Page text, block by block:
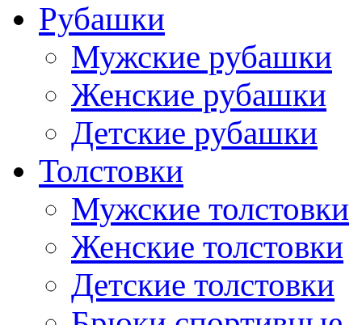
Рубашки
Мужские рубашки
Женские рубашки
Детские рубашки
Толстовки
Мужские толстовки
Женские толстовки
Детские толстовки